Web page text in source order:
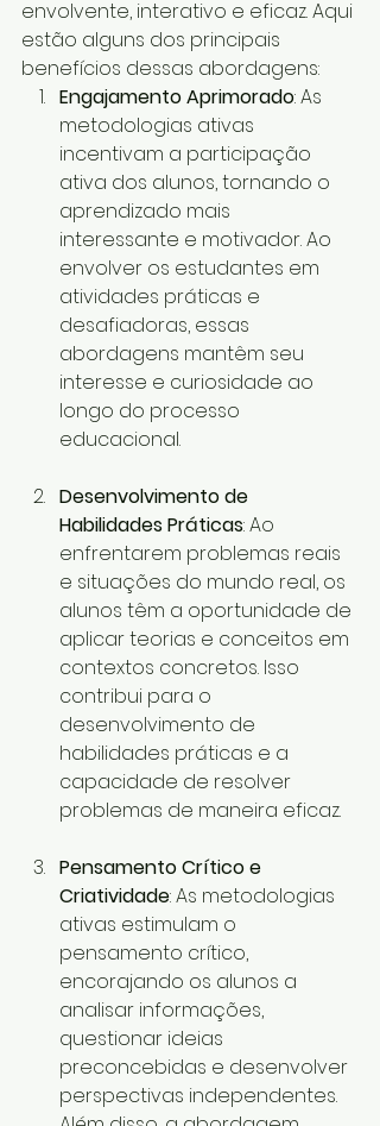
envolvente, interativo e eficaz. Aqui
estão alguns dos principais
benefícios dessas abordagens:
Engajamento Aprimorado: As
metodologias ativas
incentivam a participação
ativa dos alunos, tornando o
aprendizado mais
interessante e motivador. Ao
envolver os estudantes em
atividades práticas e
desafiadoras, essas
abordagens mantêm seu
interesse e curiosidade ao
longo do processo
educacional.
Desenvolvimento de
Habilidades Práticas: Ao
enfrentarem problemas reais
e situações do mundo real, os
alunos têm a oportunidade de
aplicar teorias e conceitos em
contextos concretos. Isso
contribui para o
desenvolvimento de
habilidades práticas e a
capacidade de resolver
problemas de maneira eficaz.
Pensamento Crítico e
Criatividade: As metodologias
ativas estimulam o
pensamento crítico,
encorajando os alunos a
analisar informações,
questionar ideias
preconcebidas e desenvolver
perspectivas independentes.